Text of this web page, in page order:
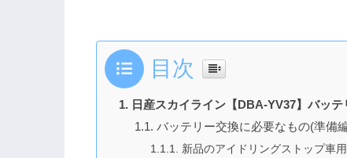
目次
日産スカイライン【DBA-YV37】バッテ
バッテリー交換に必要なもの(準備
新品のアイドリングストップ車